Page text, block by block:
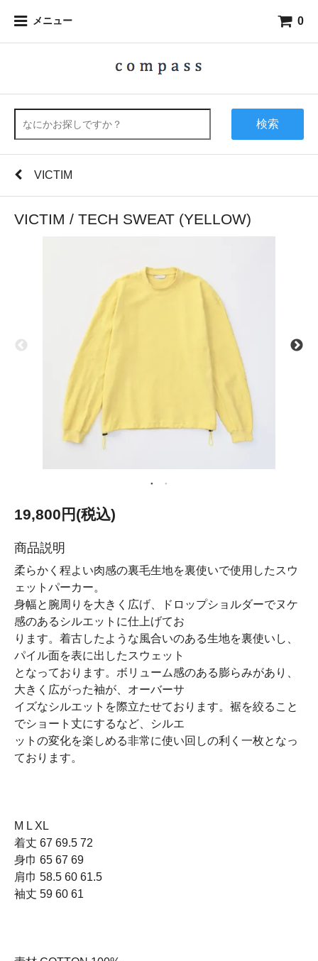
メニュー 0
検索
VICTIM
VICTIM / TECH SWEAT (YELLOW)
19,800円(税込)
商品説明
柔らかく程よい肉感の裏毛生地を裏使いで使用したスウ
ェットパーカー。
身幅と腕周りを大きく広げ、ドロップショルダーでヌケ
感のあるシルエットに仕上げてお
ります。着古したような風合いのある生地を裏使いし、
パイル面を表に出したスウェット
となっております。ボリューム感のある膨らみがあり、
大きく広がった袖が、オーバーサ
イズなシルエットを際立たせております。裾を絞ること
でショート丈にするなど、シルエ
ットの変化を楽しめる非常に使い回しの利く一枚となっ
ております。
M L XL
着丈 67 69.5 72
身巾 65 67 69
肩巾 58.5 60 61.5
袖丈 59 60 61